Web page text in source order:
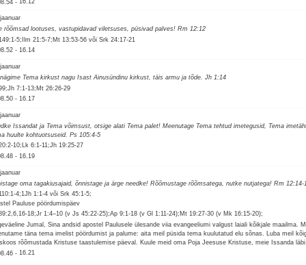
- 16.12
rõõmsad lootuses, vastupidavad viletsuses, püsivad palves! Rm 12:12
5;Ilm 21:5-7;Mt 13:53-56 või Srk 24:17-21
- 16.14
Tema kirkust nagu Isast Ainusündinu kirkust, täis armu ja tõde. Jh 1:14
7:1-13;Mt 26:26-29
- 16.17
Issandat ja Tema võimsust, otsige alati Tema palet! Meenutage Tema tehtud imetegusid, Tema
huulte kohtuotsuseid. Ps 105:4-5
10;Lk 6:1-11;Jh 19:25-27
- 16.19
oma tagakiusajaid, õnnistage ja ärge needke! Rõõmustage rõõmsatega, nutke nutjatega! Rm 12:14-
4;1Jh 1:1-4 või Srk 45:1-5;
Pauluse pöördumispäev
18;Jr 1:4–10 (v Js 45:22-25);Ap 9:1-18 (v Gl 1:11-24);Mt 19:27-30 (v Mk 16:15-20);
Jumal, Sina andsid apostel Paulusele ülesande viia evangeeliumi valgust laiali kõikjale maailma.
täna tema imelist pöördumist ja palume: aita meil püsida tema kuulutatud elu sõnas. Luba meil
rõõmustada Kristuse taastulemise päeval. Kuule meid oma Poja Jeesuse Kristuse, meie Issanda läbi.
- 16.21